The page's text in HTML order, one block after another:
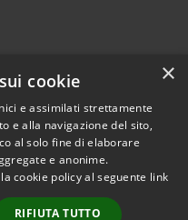
Copyright © 2026 • Città di
Gonzaga • Powered by
Municipium• Accesso
×
cookie
e assimilati strettamente
e alla navigazione del sito,
al solo fine di elaborare
e anonime.
cookie policy al seguente link
RIFIUTA TUTTO